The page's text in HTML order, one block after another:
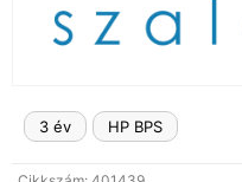
3 év HP BPS